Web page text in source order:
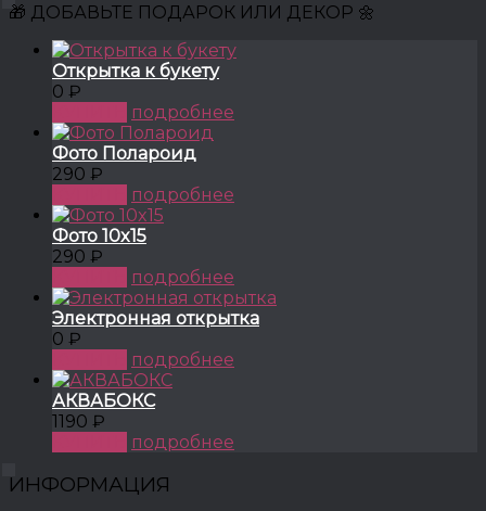
🎁 ДОБАВЬТЕ ПОДАРОК ИЛИ ДЕКОР 🌼
Открытка к букету
0 ₽
подробнее
Фото Полароид
290 ₽
подробнее
Фото 10x15
290 ₽
подробнее
Электронная открытка
0 ₽
подробнее
АКВАБОКС
1190 ₽
подробнее
ИНФОРМАЦИЯ